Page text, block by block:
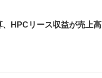
、HPCリース収益が売上高